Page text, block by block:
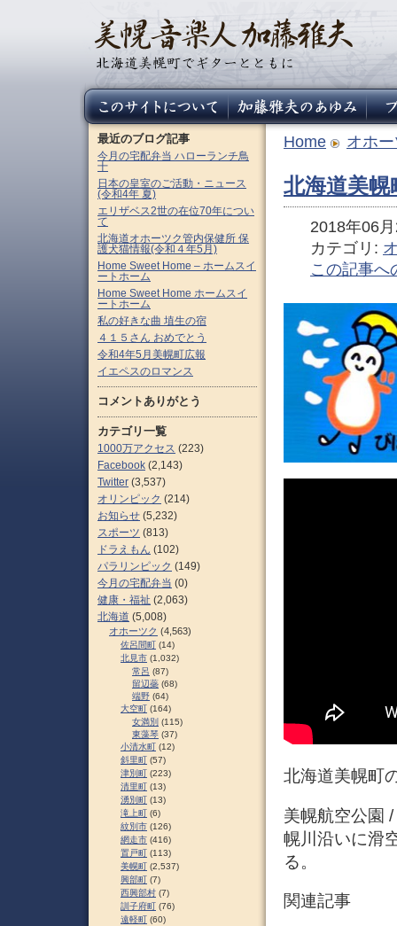
Home オホ
北海道美
2018年06
カテゴリ:
この記事へ
北海道美幌町
美幌航空公園
幌川沿いに滑
る。
関連記事
最近のブログ記事
今月の宅配弁当 ハローランチ鳥
十
日本の皇室のご活動・ニュース
(令和4年 夏)
エリザベス2世の在位70年につい
て
北海道オホーツク管内保健所 保
護犬猫情報(令和４年5月)
Home Sweet Home – ホームスイ
ートホーム
Home Sweet Home ホームスイ
ートホーム
私の好きな曲 埴生の宿
４１５さん おめでとう
令和4年5月美幌町広報
イエペスのロマンス
コメントありがとう
カテゴリ一覧
1000万アクセス (223)
Facebook (2,143)
Twitter (3,537)
オリンピック (214)
お知らせ (5,232)
スポーツ (813)
ドラえもん (102)
パラリンピック (149)
今月の宅配弁当 (0)
健康・福祉 (2,063)
北海道 (5,008)
オホーツク (4,563)
佐呂間町 (14)
北見市 (1,032)
常呂 (87)
留辺蘂 (68)
端野 (64)
大空町 (164)
女満別 (115)
東藻琴 (37)
小清水町 (12)
斜里町 (57)
津別町 (223)
清里町 (13)
湧別町 (13)
滝上町 (6)
紋別市 (126)
網走市 (416)
置戸町 (113)
美幌町 (2,537)
興部町 (7)
西興部村 (7)
訓子府町 (76)
遠軽町 (60)